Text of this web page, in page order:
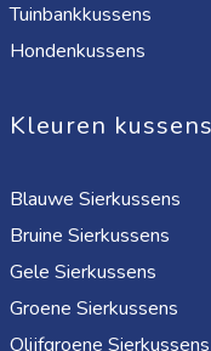
Tuinbankkussens
Hondenkussens
Kleuren kussens
Blauwe Sierkussens
Bruine Sierkussens
Gele Sierkussens
Groene Sierkussens
Olijfgroene Sierkussens